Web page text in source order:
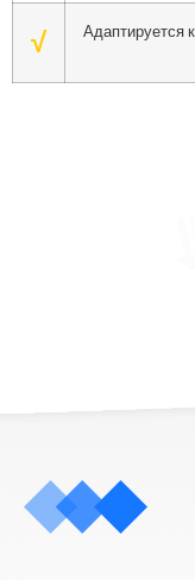
√ Адаптируется